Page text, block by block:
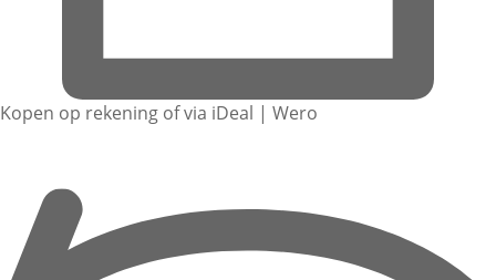
Kopen op rekening of via iDeal | Wero